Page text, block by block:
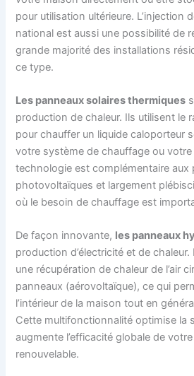
pour utilisation ultérieure. L’injection
national est aussi une possibilité de
grande majorité des installations
ce type.
Les panneaux solaires thermiques
production de chaleur. Ils utilisent le
pour chauffer un liquide caloporteur
votre système de chauffage ou
technologie est complémentaire aux
photovoltaïques et largement
où le besoin de chauffage est
De façon innovante, les panneaux
production d’électricité et de
une récupération de chaleur de l’air
panneaux (aérovoltaïque), ce qui
l’intérieur de la maison tout en
Cette multifonctionnalité optimise la
augmente l’efficacité globale de
renouvelable.